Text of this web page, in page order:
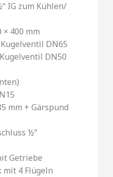
IG zum Kühlen/
400 mm
DN65
DN50
mm + Gärspund
½”
Getriebe
4 Flügeln